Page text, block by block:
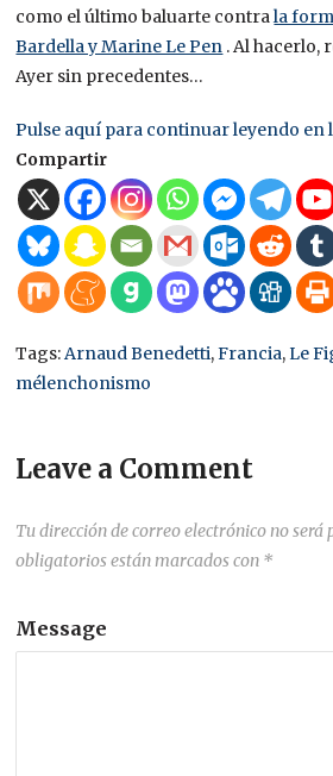
como el último baluarte contrala
Bardella y Marine Le Pen . Al hacerlo,
Ayer sin precedentes…
Pulse aquí para continuar leyendo en
Compartir
Tags:Arnaud Benedetti,Francia,Le
mélenchonismo
Leave a Comment
Tu dirección de correo electrónico no será
obligatorios están marcados con *
Message